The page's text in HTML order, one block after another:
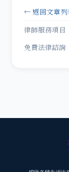
← 返回文章列
律師服務項目
免費法律諮詢